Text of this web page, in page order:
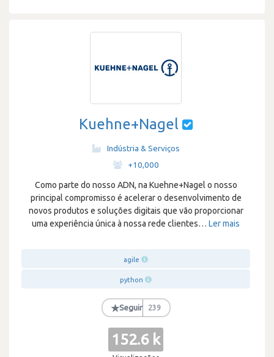
Kuehne+Nagel
Indústria & Serviços
+10,000
Como parte do nosso ADN, na Kuehne+Nagel o nosso
principal compromisso é acelerar o desenvolvimento de
novos produtos e soluções digitais que vão proporcionar
uma experiência única à nossa rede clientes… Ler mais
agile
python
★Seguir 239
152.6 k